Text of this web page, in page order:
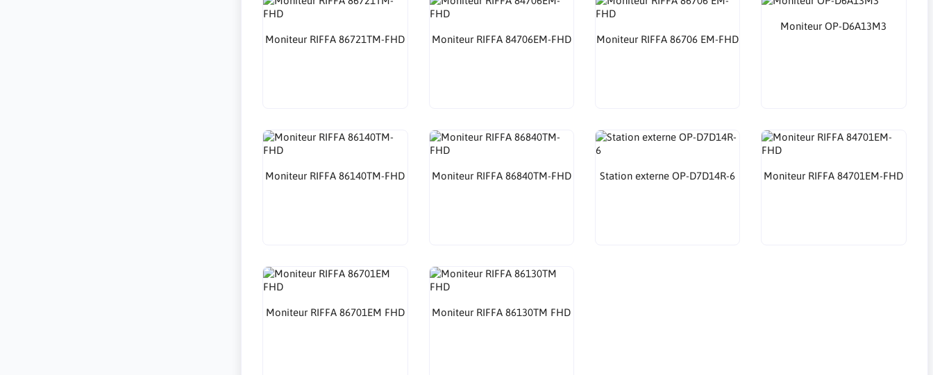
Moniteur RIFFA 86721TM-FHD Moniteur RIFFA 84706EM-FHD Moniteur RIFFA 86706 EM-FHD
Moniteur OP-D6A13M3
Moniteur RIFFA 86140TM-FHD Moniteur RIFFA 86840TM-FHD Station externe OP-D7D14R-6 Moniteur RIFFA 84701EM-FHD
Moniteur RIFFA 86701EM FHD Moniteur RIFFA 86130TM FHD